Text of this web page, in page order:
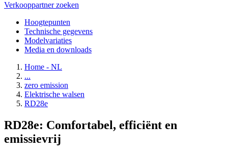
Verkooppartner zoeken
Hoogtepunten
Technische gegevens
Modelvariaties
Media en downloads
Home - NL
...
zero emission
Elektrische walsen
RD28e
RD28e: Comfortabel, efficiënt en
emissievrij